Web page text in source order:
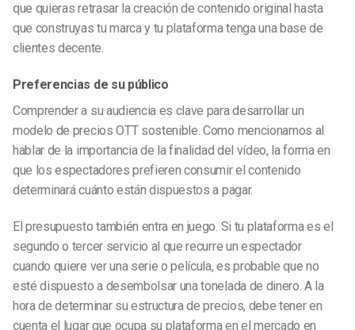
que quieras retrasar la creación de contenido original hasta
que construyas tu marca y tu plataforma tenga una base de
clientes decente.
Preferencias de su público
Comprender a su audiencia es clave para desarrollar un
modelo de precios OTT sostenible. Como mencionamos al
hablar de la importancia de la finalidad del vídeo, la forma en
que los espectadores prefieren consumir el contenido
determinará cuánto están dispuestos a pagar.
El presupuesto también entra en juego. Si tu plataforma es el
segundo o tercer servicio al que recurre un espectador
cuando quiere ver una serie o película, es probable que no
esté dispuesto a desembolsar una tonelada de dinero. A la
hora de determinar su estructura de precios, debe tener en
cuenta el lugar que ocupa su plataforma en el mercado en